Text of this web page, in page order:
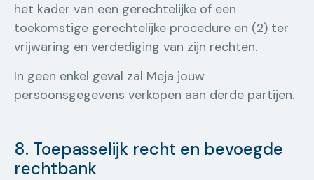
het kader van een gerechtelijke of een
toekomstige gerechtelijke procedure en (2) ter
vrijwaring en verdediging van zijn rechten.
In geen enkel geval zal Meja jouw
persoonsgegevens verkopen aan derde partijen.
8. Toepasselijk recht en bevoegde
rechtbank